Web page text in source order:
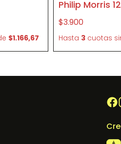
$1.166,67
Philip Morris
$3.900
Hasta 3 cuotas